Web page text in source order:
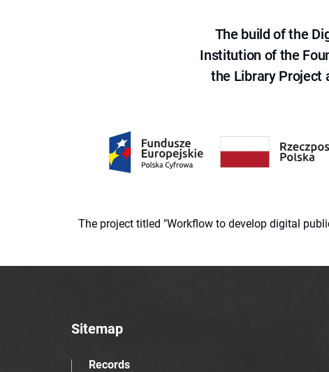
The build of the
Institution of the
the Library Project
The project titled "Workflow to develop digital
Sitemap
Records